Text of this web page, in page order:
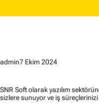
admin7 Ekim 2024
SNR Soft olarak yazılım
sizlere sunuyor ve iş